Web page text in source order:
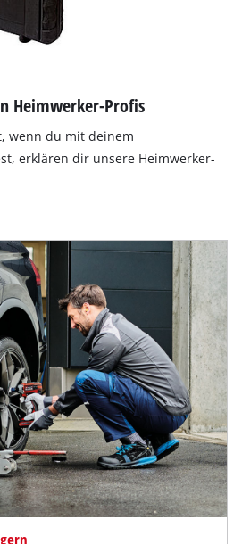
Heimwerker-Profis
wenn du mit deinem
erklären dir unsere Heimwerker-